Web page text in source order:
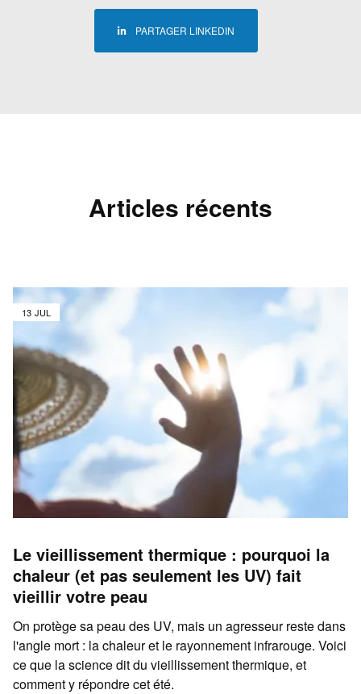
PARTAGER LINKEDIN
Articles récents
13 JUL
Le vieillissement thermique : pourquoi la
chaleur (et pas seulement les UV) fait
vieillir votre peau
On protège sa peau des UV, mais un agresseur reste dans
l'angle mort : la chaleur et le rayonnement infrarouge. Voici
ce que la science dit du vieillissement thermique, et
comment y répondre cet été.